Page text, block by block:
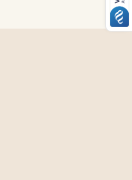
Von den Lizenzgebühren